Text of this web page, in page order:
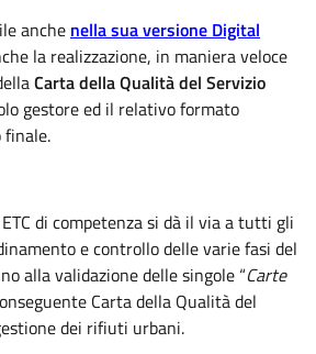
anche nella sua versione Digital
la realizzazione, in maniera veloce
Carta della Qualità del Servizio
gestore ed il relativo formato
finale.
di competenza si dà il via a tutti gli
e controllo delle varie fasi del
alla validazione delle singole “Carte
Carta della Qualità del
dei rifiuti urbani.